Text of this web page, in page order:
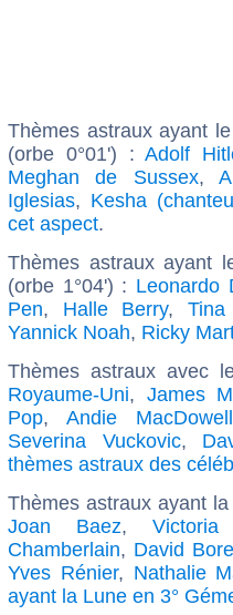
Thèmes astraux ayant
(orbe 0°01') :Adolf
Meghan de Sussex,
Iglesias, Kesha
cet aspect.
Thèmes astraux ayant
(orbe 1°04') : Leonardo
Pen, Halle Berry, Tina
Yannick Noah, Ricky
Thèmes astraux avec
Royaume-Uni, James
Pop, Andie MacDowell
Severina Vuckovic,
thèmes astraux des
Thèmes astraux ayant
Joan Baez,
Chamberlain, David
Yves Rénier, Nathalie
ayant la Lune en 3°